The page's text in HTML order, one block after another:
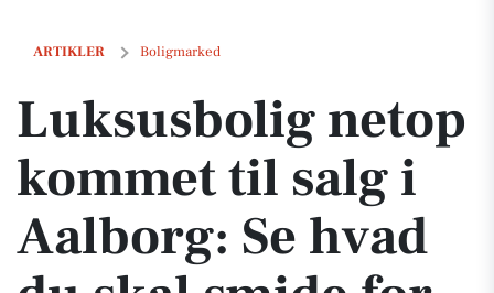
ARTIKLER Boligmarked
Luksusbolig netop kommet til salg i Aalborg: Se hvad du skal smide
Luksusbolig netop
kommet til salg i
Aalborg: Se hvad